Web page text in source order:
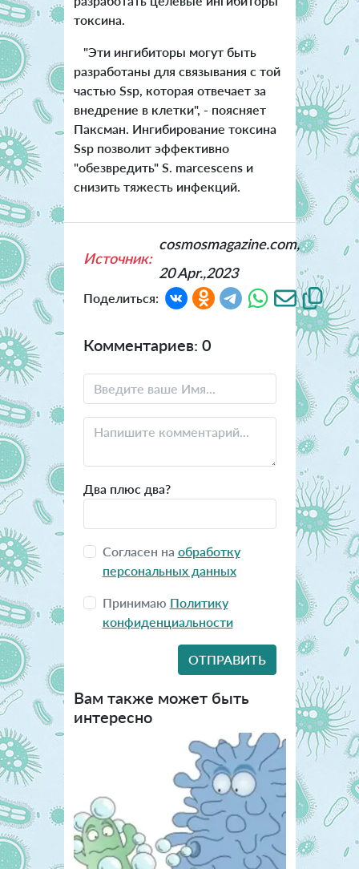
токсина.
"Эти ингибиторы могут быть
разработаны для связывания с той
частью Ssp, которая отвечает за
внедрение в клетки", - поясняет
Паксман. Ингибирование токсина
Ssp позволит эффективно
"обезвредить" S. marcescens и
снизить тяжесть инфекций.
Источник:
cosmosmagazine.com,
20 Apr.,2023
Поделиться:
Комментариев: 0
Два плюс два?
Согласен на обработку
персональных данных
Принимаю Политику
конфиденциальности
Вам также может быть
интересно